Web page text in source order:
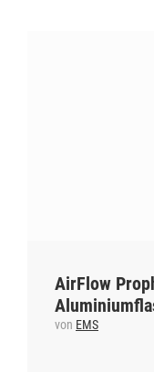
AirFlow
von EMS